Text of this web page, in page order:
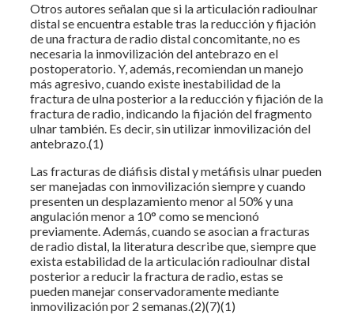
Otros autores señalan que si la articulación radioulnar
distal se encuentra estable tras la reducción y fijación
de una fractura de radio distal concomitante, no es
necesaria la inmovilización del antebrazo en el
postoperatorio. Y, además, recomiendan un manejo
más agresivo, cuando existe inestabilidad de la
fractura de ulna posterior a la reducción y fijación de la
fractura de radio, indicando la fijación del fragmento
ulnar también. Es decir, sin utilizar inmovilización del
antebrazo.(1)
Las fracturas de diáfisis distal y metáfisis ulnar pueden
ser manejadas con inmovilización siempre y cuando
presenten un desplazamiento menor al 50% y una
angulación menor a 10° como se mencionó
previamente. Además, cuando se asocian a fracturas
de radio distal, la literatura describe que, siempre que
exista estabilidad de la articulación radioulnar distal
posterior a reducir la fractura de radio, estas se
pueden manejar conservadoramente mediante
inmovilización por 2 semanas.(2)(7)(1)